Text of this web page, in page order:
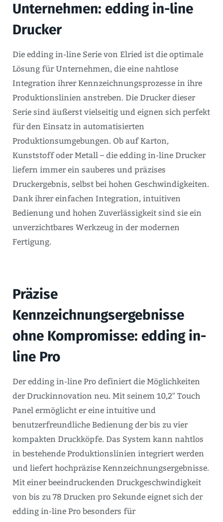
Unternehmen: edding in-line
Drucker
Die edding in-line Serie von Elried ist die optimale
Lösung für Unternehmen, die eine nahtlose
Integration ihrer Kennzeichnungsprozesse in ihre
Produktionslinien anstreben. Die Drucker dieser
Serie sind äußerst vielseitig und eignen sich perfekt
für den Einsatz in automatisierten
Produktionsumgebungen. Ob auf Karton,
Kunststoff oder Metall – die edding in-line Drucker
liefern immer ein sauberes und präzises
Druckergebnis, selbst bei hohen Geschwindigkeiten.
Dank ihrer einfachen Integration, intuitiven
Bedienung und hohen Zuverlässigkeit sind sie ein
unverzichtbares Werkzeug in der modernen
Fertigung.
Präzise
Kennzeichnungsergebnisse
ohne Kompromisse: edding in-
line Pro
Der edding in-line Pro definiert die Möglichkeiten
der Druckinnovation neu. Mit seinem 10,2″ Touch
Panel ermöglicht er eine intuitive und
benutzerfreundliche Bedienung der bis zu vier
kompakten Druckköpfe. Das System kann nahtlos
in bestehende Produktionslinien integriert werden
und liefert hochpräzise Kennzeichnungsergebnisse.
Mit einer beeindruckenden Druckgeschwindigkeit
von bis zu 78 Drucken pro Sekunde eignet sich der
edding in-line Pro besonders für